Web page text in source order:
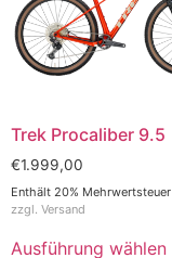
Trek Procaliber 9.5
€1.999,00
Enthält 20% Mehrwertsteuer
zzgl. Versand
Ausführung wählen